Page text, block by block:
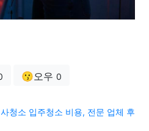
😗오우 0
청소 입주청소 비용, 전문 업체 후